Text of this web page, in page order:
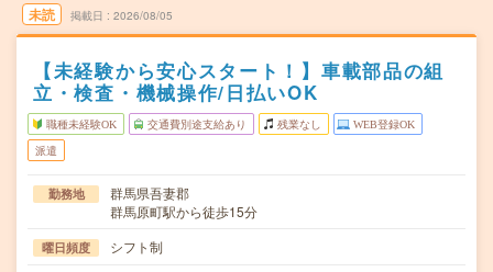
未読 掲載日 2026/08/05
【未経験から安心スタート！】車載部品の組
立・検査・機械操作/日払いOK
職種未経験OK 交通費別途支給あり 残業なし WEB登録OK
派遣
勤務地
群馬県吾妻郡
群馬原町駅から徒歩15分
曜日頻度 シフト制